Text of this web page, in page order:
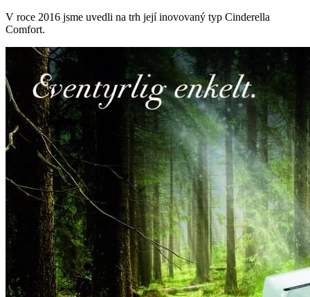
V roce 2016 jsme uvedli na trh její inovovaný typ Cinderella
Comfort.